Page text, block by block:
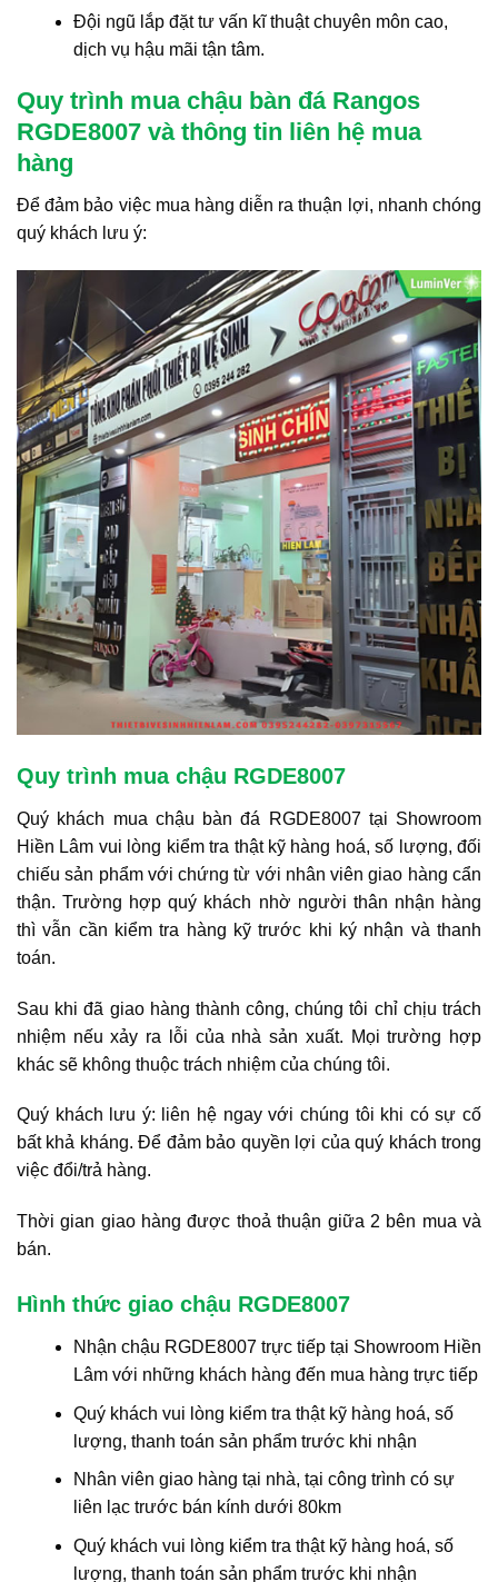
Đội ngũ lắp đặt tư vấn kĩ thuật chuyên môn cao,
dịch vụ hậu mãi tận tâm.
Quy trình mua chậu bàn đá Rangos
RGDE8007 và thông tin liên hệ mua
hàng
Để đảm bảo việc mua hàng diễn ra thuận lợi, nhanh chóng
quý khách lưu ý:
Quy trình mua chậu RGDE8007
Quý khách mua chậu bàn đá RGDE8007 tại Showroom
Hiền Lâm vui lòng kiểm tra thật kỹ hàng hoá, số lượng, đối
chiếu sản phẩm với chứng từ với nhân viên giao hàng cẩn
thận. Trường hợp quý khách nhờ người thân nhận hàng
thì vẫn cần kiểm tra hàng kỹ trước khi ký nhận và thanh
toán.
Sau khi đã giao hàng thành công, chúng tôi chỉ chịu trách
nhiệm nếu xảy ra lỗi của nhà sản xuất. Mọi trường hợp
khác sẽ không thuộc trách nhiệm của chúng tôi.
Quý khách lưu ý: liên hệ ngay với chúng tôi khi có sự cố
bất khả kháng. Để đảm bảo quyền lợi của quý khách trong
việc đổi/trả hàng.
Thời gian giao hàng được thoả thuận giữa 2 bên mua và
bán.
Hình thức giao chậu RGDE8007
Nhận chậu RGDE8007 trực tiếp tại Showroom Hiền
Lâm với những khách hàng đến mua hàng trực tiếp
Quý khách vui lòng kiểm tra thật kỹ hàng hoá, số
lượng, thanh toán sản phẩm trước khi nhận
Nhân viên giao hàng tại nhà, tại công trình có sự
liên lạc trước bán kính dưới 80km
Quý khách vui lòng kiểm tra thật kỹ hàng hoá, số
lượng, thanh toán sản phẩm trước khi nhận